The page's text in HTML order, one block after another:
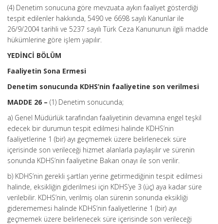
(4) Denetim sonucuna göre mevzuata aykırı faaliyet gösterdiği
tespit edilenler hakkında, 5490 ve 6698 sayılı Kanunlar ile
26/9/2004 tarihli ve 5237 sayılı Türk Ceza Kanununun ilgili madde
hükümlerine göre işlem yapılır.
YEDİNCİ BÖLÜM
Faaliyetin Sona Ermesi
Denetim sonucunda KDHS’nin faaliyetine son verilmesi
MADDE 26 – (1) Denetim sonucunda;
a) Genel Müdürlük tarafından faaliyetinin devamına engel teşkil
edecek bir durumun tespit edilmesi halinde KDHS’nin
faaliyetlerine 1 (bir) ayı geçmemek üzere belirlenecek süre
içerisinde son verileceği hizmet alanlarla paylaşılır ve sürenin
sonunda KDHS’nin faaliyetine Bakan onayı ile son verilir.
b) KDHS’nin gerekli şartları yerine getirmediğinin tespit edilmesi
halinde, eksikliğin giderilmesi için KDHS’ye 3 (üç) aya kadar süre
verilebilir. KDHS’nin, verilmiş olan sürenin sonunda eksikliği
giderememesi halinde KDHS’nin faaliyetlerine 1 (bir) ayı
geçmemek üzere belirlenecek süre içerisinde son verileceği